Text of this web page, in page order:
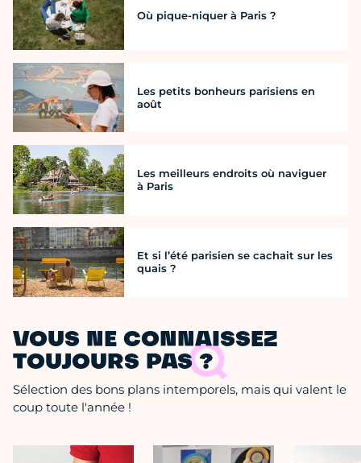
Où pique-niquer à Paris ?
Les petits bonheurs parisiens en
août
Les meilleurs endroits où naviguer
à Paris
Et si l’été parisien se cachait sur les
quais ?
VOUS NE CONNAISSEZ
TOUJOURS PAS ?
Sélection des bons plans intemporels, mais qui valent le
coup toute l'année !